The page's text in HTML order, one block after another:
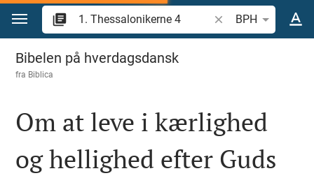
Gå til indhold
Søg efter bibelvers
BPH
1. Thessalonikerne 4
Bibelen på hverdagsdansk
fra Biblica
Om at leve i kærlighed
og hellighed efter Guds